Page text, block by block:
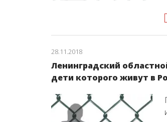
28.11.2018
Ленинградский
дети которого живут в